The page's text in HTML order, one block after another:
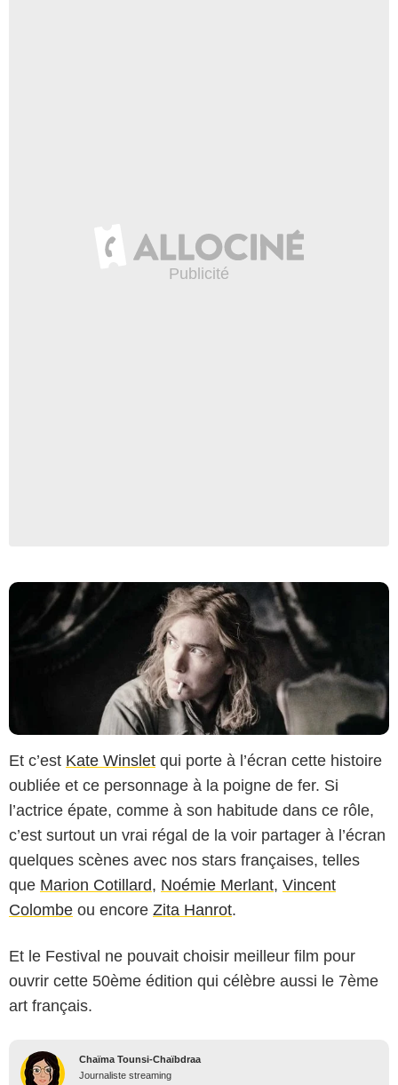
Et c’est Kate Winslet qui porte à l’écran cette histoire
oubliée et ce personnage à la poigne de fer. Si
l’actrice épate, comme à son habitude dans ce rôle,
c’est surtout un vrai régal de la voir partager à l’écran
quelques scènes avec nos stars françaises, telles
que Marion Cotillard, Noémie Merlant, Vincent
Colombe ou encore Zita Hanrot.
Et le Festival ne pouvait choisir meilleur film pour
ouvrir cette 50ème édition qui célèbre aussi le 7ème
art français.
Chaïma Tounsi-Chaïbdraa
Journaliste streaming